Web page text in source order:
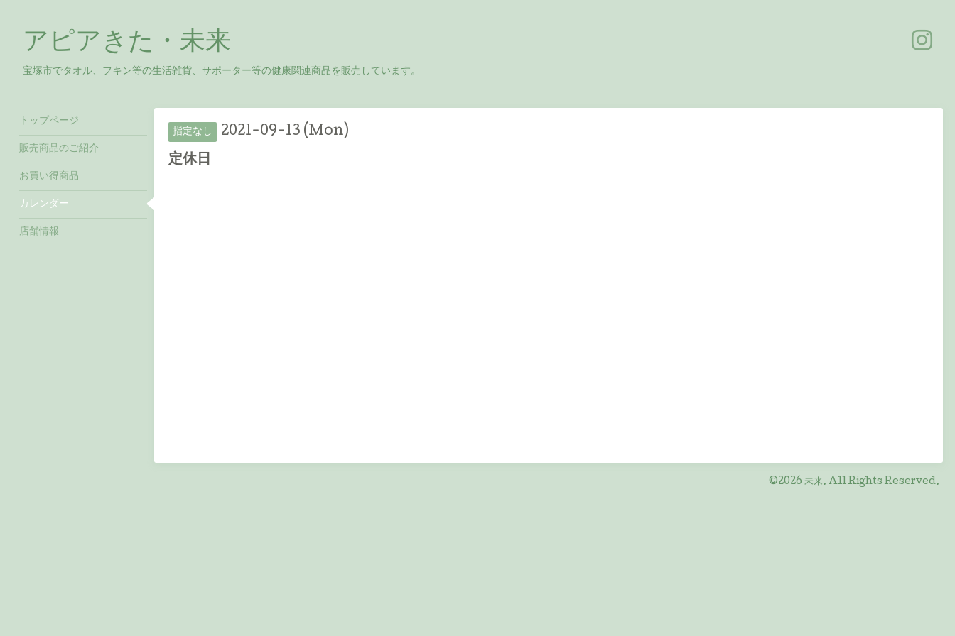
アピアきた・未来
宝塚市でタオル、フキン等の生活雑貨、サポーター等の健康関連商品を販売しています。
指定なし 2021-09-13 (Mon)
定休日
©2026 未来. All Rights Reserved.
トップページ
販売商品のご紹介
お買い得商品
カレンダー
店舗情報